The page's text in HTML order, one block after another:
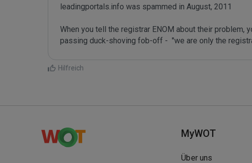
leadingportals.info was spammed in August, 2011
When you tell the registrar ENOM about their problem,
passing duck-shoving fob-off -  "we are only the
Hilfreich
MyWOT
Über uns